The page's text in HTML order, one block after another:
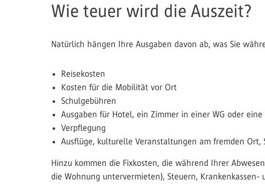
Wie teuer wird die Auszeit?
Natürlich hängen Ihre Ausgaben davon ab, was Sie
Reisekosten
Kosten für die Mobilität vor Ort
Schulgebühren
Ausgaben für Hotel, ein Zimmer in einer WG oder
Verpflegung
Ausflüge, kulturelle Veranstaltungen am fremden Ort,
Hinzu kommen die Fixkosten, die während Ihrer
die Wohnung untervermieten), Steuern, Krankenkassen-